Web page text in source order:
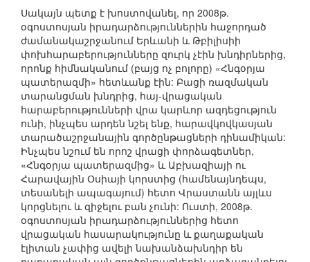
Սակայն պետք է խոստովանել, որ 2008թ.
օգոստոսյան իրադարձություններին հաջորդած
ժամանակաշրջանում Երևանի և Թբիլիսիի
փոխհարաբերությունները զուրկ չէին խնդիրներից,
որոնք հիմնականում (բայց ոչ բոլորը) «Հնգօրյա
պատերազմի» հետևանք էին: Բացի ռազմական
տարանցման խնդրից, հայ-վրացական
հարաբերությունների վրա կարևոր ազդեցություն
ունի, ինչպես արդեն նշել ենք, հարավկովկասյան
տարածաշրջանային գործընթացների դինամիկան:
Ինչպես նշում են որոշ վրացի փորձագետներ,
«Հնգօրյա պատերազմից» և Աբխազիայի ու
Հարավային Օսիայի կորստից (համենայնդեպս,
տեսանելի ապագայում) հետո Վրաստանն այլևս
կորցնելու և զիջելու բան չունի: Ուստի, 2008թ.
օգոստոսյան իրադարձություններից հետո
վրացական հասարակությունը և քաղաքական
էլիտան չափից ավելի նախանձախնդիր են